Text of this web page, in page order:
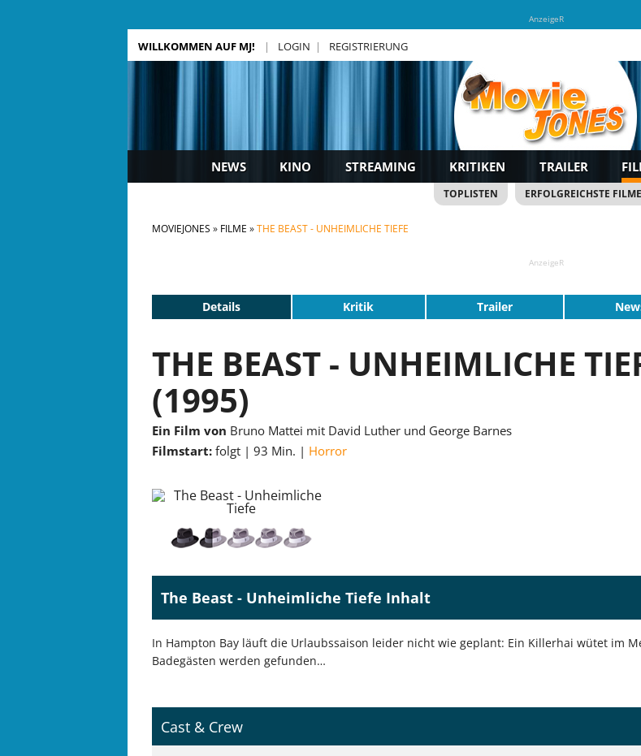
AnzeigeR
WILLKOMMEN AUF MJ! LOGIN REGISTRIERUNG
NEWS KINO STREAMING KRITIKEN TRAILER
TOPLISTEN ERFOLGREICHSTE FILME
MOVIEJONES FILME THE BEAST - UNHEIMLICHE TIEFE
AnzeigeR
Details Kritik Trailer
THE BEAST - UNHEIMLICHE
(1995)
Ein Film von Bruno Mattei mit David Luther und George Barnes
Filmstart: folgt 93 Min. Horror
The Beast - Unheimliche Tiefe Inhalt
In Hampton Bay läuft die Urlaubssaison leider nicht wie geplant: Ein Killerhai wütet im
Badegästen werden gefunden…
Cast & Crew